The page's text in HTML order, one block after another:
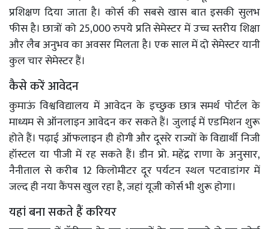
प्रशिक्षण दिया जाता है। कोर्स की सबसे खास बात इसकी सुलभ
फीस है। छात्रों को 25,000 रुपये प्रति सेमेस्टर में उच्च स्तरीय शिक्षा
और लैब अनुभव का अवसर मिलता है। एक साल में दो सेमेस्टर यानी
कुल चार सेमेस्टर हैं।
कैसे करें आवेदन
कुमाऊं विश्वविद्यालय में आवेदन के इच्छुक छात्र समर्थ पोर्टल के
माध्यम से ऑनलाइन आवेदन कर सकते हैं। जुलाई में एडमिशन शुरू
होते हैं। पढ़ाई ऑफलाइन ही होगी और दूसरे राज्यों के विद्यार्थी निजी
हॉस्टल या पीजी में रह सकते हैं। डीन प्रो. महेंद्र राणा के अनुसार,
नैनीताल से करीब 12 किलोमीटर दूर पर्यटन स्थल पटवाडांगर में
जल्द ही नया कैंपस खुल रहा है, जहां यूजी कोर्स भी शुरू होगा।
यहां बना सकते हैं करियर